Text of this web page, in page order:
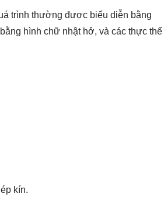
trình thường được biểu diễn bằng
hình chữ nhật hở, và các thực thể
kín.